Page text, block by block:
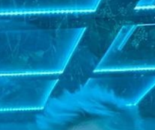
di Più
Valeria